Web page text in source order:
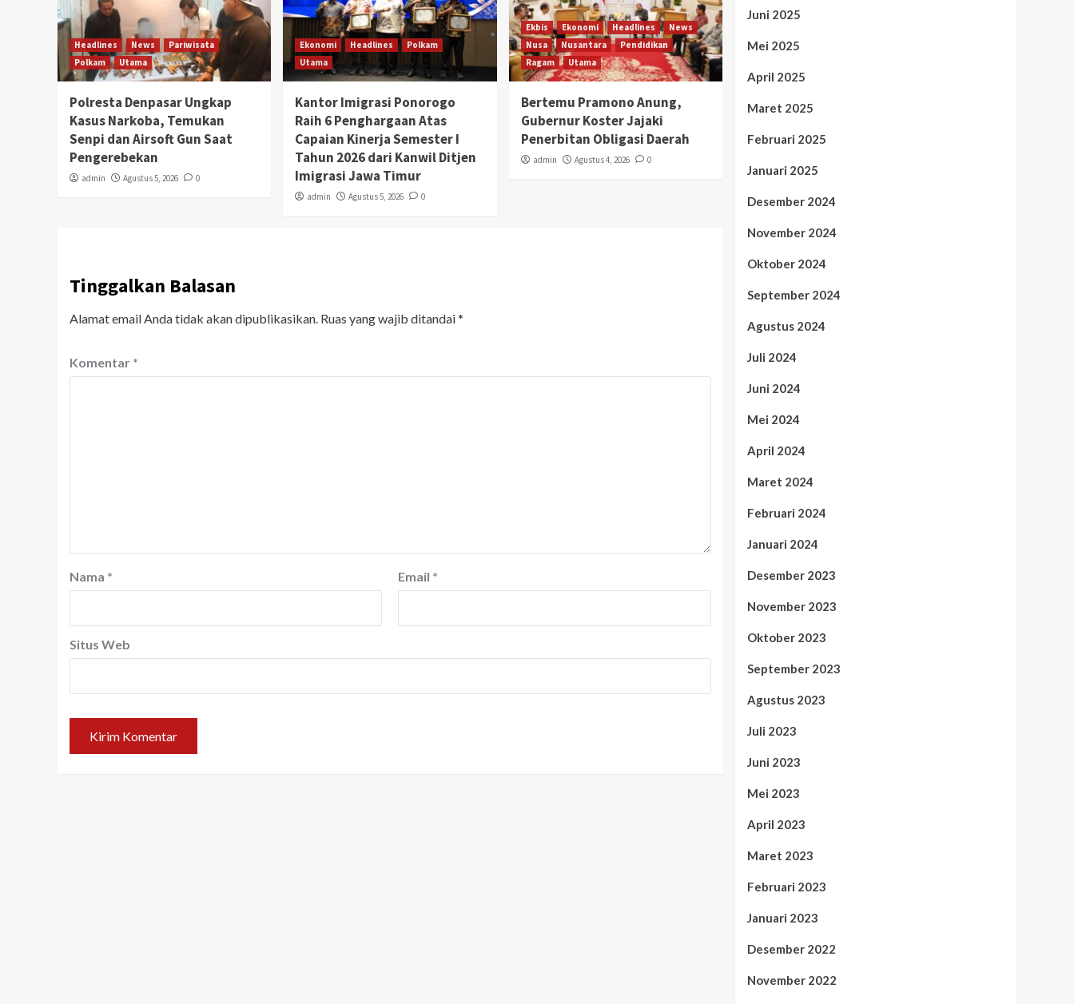
Headlines News
Pariwisata
Polkam
Utama
Polresta Denpasar Ungkap
Kasus Narkoba, Temukan
Senpi dan Airsoft Gun Saat
Pengerebekan
admin Agustus 5, 2026 0
Ekonomi Headlines
Polkam
Utama
Kantor Imigrasi Ponorogo
Raih 6 Penghargaan Atas
Capaian Kinerja Semester I
Tahun 2026 dari Kanwil Ditjen
Imigrasi Jawa Timur
admin Agustus 5, 2026 0
Ekbis Ekonomi Headlines
News
Nusa
Nusantara
Pendidikan
Ragam
Utama
Bertemu Pramono Anung,
Gubernur Koster Jajaki
Penerbitan Obligasi Daerah
admin Agustus 4, 2026 0
Tinggalkan Balasan
Alamat email Anda tidak akan dipublikasikan. Ruas yang wajib ditandai*
Komentar *
Nama * Email *
Situs Web
Juni 2025
Mei 2025
April 2025
Maret 2025
Februari 2025
Januari 2025
Desember 2024
November 2024
Oktober 2024
September 2024
Agustus 2024
Juli 2024
Juni 2024
Mei 2024
April 2024
Maret 2024
Februari 2024
Januari 2024
Desember 2023
November 2023
Oktober 2023
September 2023
Agustus 2023
Juli 2023
Juni 2023
Mei 2023
April 2023
Maret 2023
Februari 2023
Januari 2023
Desember 2022
November 2022